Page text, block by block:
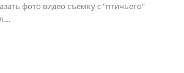
фото видео съёмку с "птичьего"